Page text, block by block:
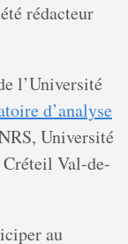
rédacteur
l’Université
d’analyse
Université
Val-de-
au